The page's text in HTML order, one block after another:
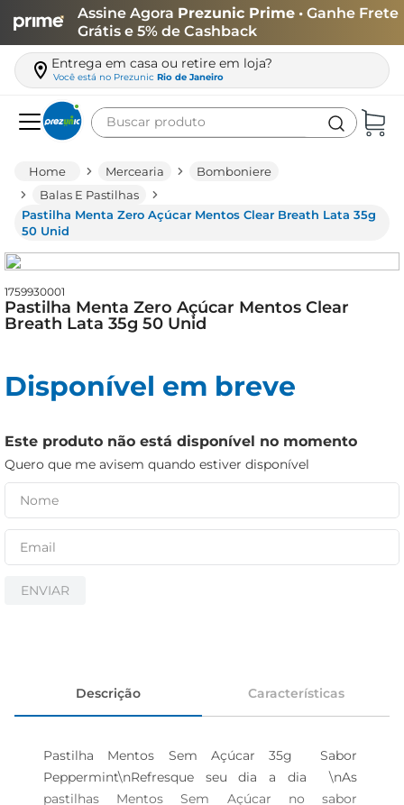
Assine Agora Prezunic Prime • Ganhe Frete
Grátis e 5% de Cashback
Entrega em casa ou retire em loja?
Você está no Prezunic Rio de Janeiro
Buscar produto
Mercearia
Bomboniere
Balas E Pastilhas
Pastilha Menta Zero Açúcar Mentos Clear Breath Lata 35g
50 Unid
1759930001
Pastilha Menta Zero Açúcar Mentos Clear
Breath Lata 35g 50 Unid
Disponível em breve
Este produto não está disponível no momento
Quero que me avisem quando estiver disponível
ENVIAR
Descrição Características
Pastilha Mentos Sem Açúcar 35g  Sabor
Peppermint\nRefresque seu dia a dia  \nAs
pastilhas Mentos Sem Açúcar no sabor
leite
biscoito
iogurte
papel higiênico
cerveja